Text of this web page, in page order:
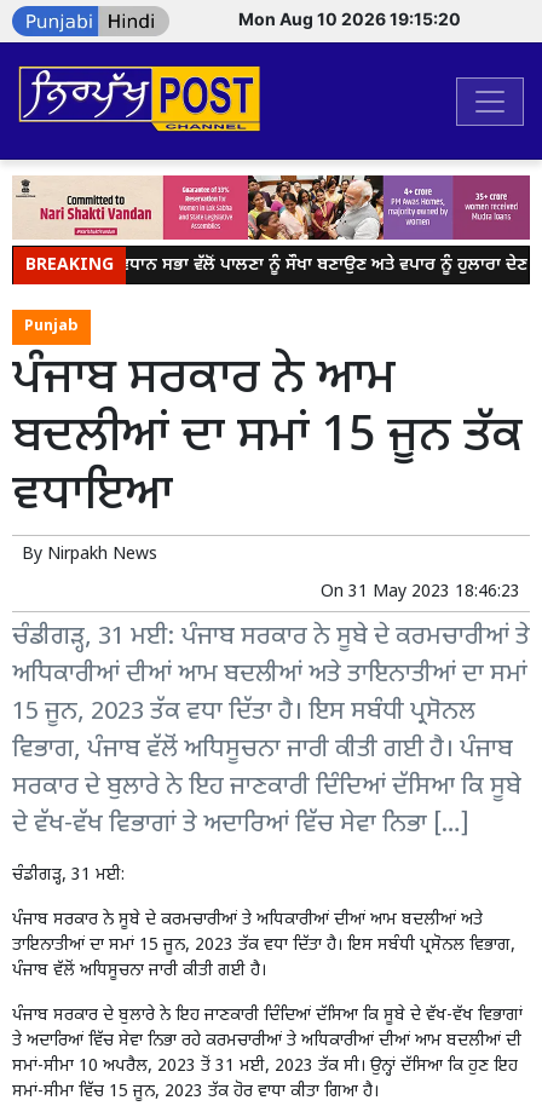
Mon Aug 10 2026 19:15:20
BREAKING
ਪੰਜਾਬ ਵਿਧਾਨ ਸਭਾ ਵੱਲੋਂ ਪਾਲਣਾ ਨੂੰ ਸੌਖਾ ਬਣਾਉਣ ਅਤੇ ਵਪਾਰ ਨੂੰ ਹੁਲਾਰਾ ਦੇਣ
Punjab
ਪੰਜਾਬ ਸਰਕਾਰ ਨੇ ਆਮ
ਬਦਲੀਆਂ ਦਾ ਸਮਾਂ 15 ਜੂਨ ਤੱਕ
ਵਧਾਇਆ
By Nirpakh News
On 31 May 2023 18:46:23
ਚੰਡੀਗੜ੍ਹ, 31 ਮਈ: ਪੰਜਾਬ ਸਰਕਾਰ ਨੇ ਸੂਬੇ ਦੇ ਕਰਮਚਾਰੀਆਂ ਤੇ
ਅਧਿਕਾਰੀਆਂ ਦੀਆਂ ਆਮ ਬਦਲੀਆਂ ਅਤੇ ਤਾਇਨਾਤੀਆਂ ਦਾ ਸਮਾਂ
15 ਜੂਨ, 2023 ਤੱਕ ਵਧਾ ਦਿੱਤਾ ਹੈ। ਇਸ ਸਬੰਧੀ ਪ੍ਰਸੋਨਲ
ਵਿਭਾਗ, ਪੰਜਾਬ ਵੱਲੋਂ ਅਧਿਸੂਚਨਾ ਜਾਰੀ ਕੀਤੀ ਗਈ ਹੈ। ਪੰਜਾਬ
ਸਰਕਾਰ ਦੇ ਬੁਲਾਰੇ ਨੇ ਇਹ ਜਾਣਕਾਰੀ ਦਿੰਦਿਆਂ ਦੱਸਿਆ ਕਿ ਸੂਬੇ
ਦੇ ਵੱਖ-ਵੱਖ ਵਿਭਾਗਾਂ ਤੇ ਅਦਾਰਿਆਂ ਵਿੱਚ ਸੇਵਾ ਨਿਭਾ […]
ਚੰਡੀਗੜ੍ਹ, 31 ਮਈ:
ਪੰਜਾਬ ਸਰਕਾਰ ਨੇ ਸੂਬੇ ਦੇ ਕਰਮਚਾਰੀਆਂ ਤੇ ਅਧਿਕਾਰੀਆਂ ਦੀਆਂ ਆਮ ਬਦਲੀਆਂ ਅਤੇ
ਤਾਇਨਾਤੀਆਂ ਦਾ ਸਮਾਂ 15 ਜੂਨ, 2023 ਤੱਕ ਵਧਾ ਦਿੱਤਾ ਹੈ। ਇਸ ਸਬੰਧੀ ਪ੍ਰਸੋਨਲ ਵਿਭਾਗ,
ਪੰਜਾਬ ਵੱਲੋਂ ਅਧਿਸੂਚਨਾ ਜਾਰੀ ਕੀਤੀ ਗਈ ਹੈ।
ਪੰਜਾਬ ਸਰਕਾਰ ਦੇ ਬੁਲਾਰੇ ਨੇ ਇਹ ਜਾਣਕਾਰੀ ਦਿੰਦਿਆਂ ਦੱਸਿਆ ਕਿ ਸੂਬੇ ਦੇ ਵੱਖ-ਵੱਖ ਵਿਭਾਗਾਂ
ਤੇ ਅਦਾਰਿਆਂ ਵਿੱਚ ਸੇਵਾ ਨਿਭਾ ਰਹੇ ਕਰਮਚਾਰੀਆਂ ਤੇ ਅਧਿਕਾਰੀਆਂ ਦੀਆਂ ਆਮ ਬਦਲੀਆਂ ਦੀ
ਸਮਾਂ-ਸੀਮਾ 10 ਅਪਰੈਲ, 2023 ਤੋਂ 31 ਮਈ, 2023 ਤੱਕ ਸੀ। ਉਨ੍ਹਾਂ ਦੱਸਿਆ ਕਿ ਹੁਣ ਇਹ
ਸਮਾਂ-ਸੀਮਾ ਵਿੱਚ 15 ਜੂਨ, 2023 ਤੱਕ ਹੋਰ ਵਾਧਾ ਕੀਤਾ ਗਿਆ ਹੈ।